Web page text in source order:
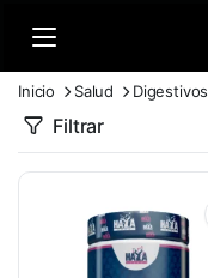
Inicio Salud Digestivos
Filtrar